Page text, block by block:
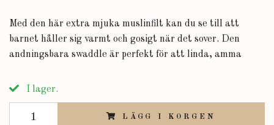
Med den här extra mjuka muslinfilt kan du se till att
barnet håller sig varmt och gosigt när det sover. Den
andningsbara swaddle är perfekt för att linda, amma
I lager.
LÄGG I KORGEN